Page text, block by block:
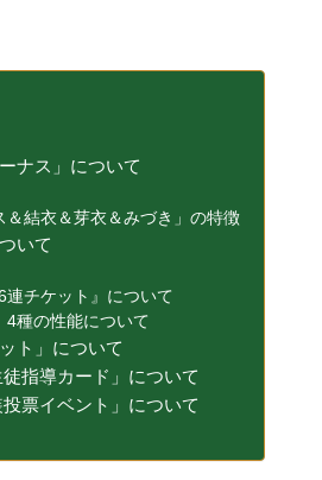
ナス」について
＆結衣＆芽衣＆みづき」の特徴
いて
連チケット』について
4種の性能について
ト」について
指導カード」について
票イベント」について